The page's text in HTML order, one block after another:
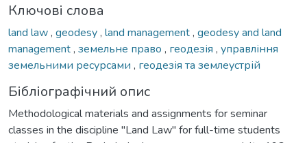
Ключові слова
land law, geodesy, land management, geodesy and land
management, земельне право , геодезія , управління
земельними ресурсами , геодезія та землеустрій
Бібліографічний опис
Methodological materials and assignments for seminar
classes in the discipline "Land Law" for full-time students